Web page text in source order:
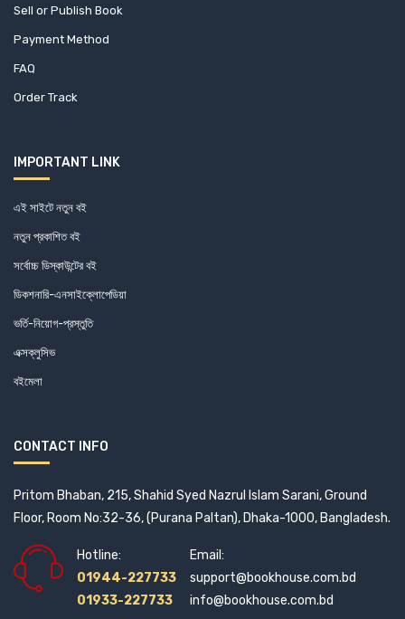
Sell or Publish Book
Payment Method
FAQ
Order Track
IMPORTANT LINK
এই সাইটে নতুন বই
নতুন প্রকাশিত বই
সর্বোচ্চ ডিস্কাউন্টের বই
ডিকশনারি-এনসাইক্লোপেডিয়া
ভর্তি-নিয়োগ-প্রস্তুতি
এক্সক্লুসিভ
বইমেলা
CONTACT INFO
Pritom Bhaban, 215, Shahid Syed Nazrul Islam Sarani, Ground
Floor, Room No:32-36, (Purana Paltan), Dhaka-1000, Bangladesh.
Hotline:
01944-227733
01933-227733
Email:
support@bookhouse.com.bd
info@bookhouse.com.bd